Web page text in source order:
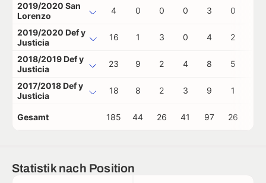
2019/2020 San
Lorenzo
4 0 0 0 3 0
2019/2020 Def y
Justicia
16 1 3 0 4 2
2018/2019 Def y
Justicia
23 9 2 4 8 5
2017/2018 Def y
Justicia
18 8 2 3 9 1
Gesamt 185 44 26 41 97 26
Statistik nach Position